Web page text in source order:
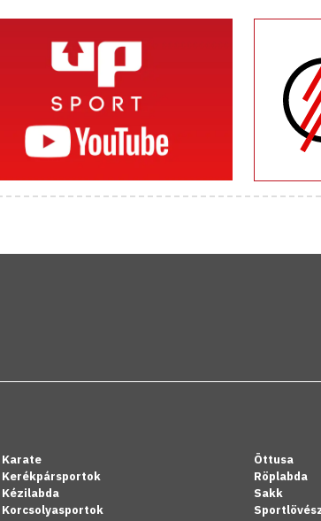
Karate
Kerékpársportok
Kézilabda
Korcsolyasportok
Öttusa
Röplabda
Sakk